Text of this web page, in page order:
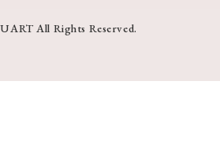
All Rights Reserved.